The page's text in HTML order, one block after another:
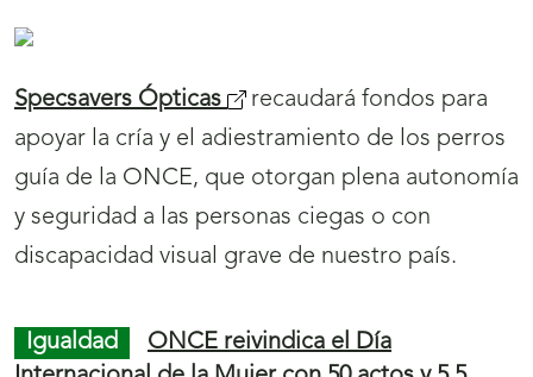
e
c
i
ó
n
N
Specsavers Ópticas
recaudará fondos para
apoyar la cría y el adiestramiento de los perros
guía de la ONCE, que otorgan plena autonomía
y seguridad a las personas ciegas o con
discapacidad visual grave de nuestro país.
Igualdad
ONCE reivindica el Día